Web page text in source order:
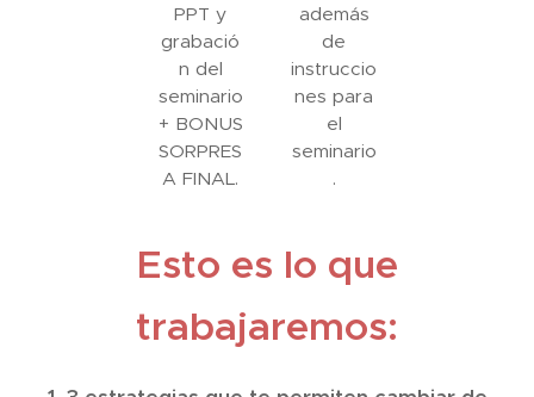
PPT y
grabació
n del
seminario
+ BONUS
SORPRES
A FINAL.
además
de
instruccio
nes para
el
seminario
.
Esto es lo que
trabajaremos: